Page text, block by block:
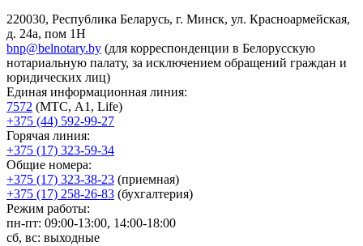
220030, Республика Беларусь, г. Минск, ул. Красноармейская,
д. 24а, пом 1Н
bnp@belnotary.by (для корреспонденции в Белорусскую
нотариальную палату, за исключением обращений граждан и
юридических лиц)
Единая информационная линия:
7572 (МТС, A1, Life)
+375 (44) 592-99-27
Горячая линия:
+375 (17) 323-59-34
Общие номера:
+375 (17) 323-38-23 (приемная)
+375 (17) 258-26-83 (бухгалтерия)
Режим работы:
пн-пт: 09:00-13:00, 14:00-18:00
сб, вс: выходные